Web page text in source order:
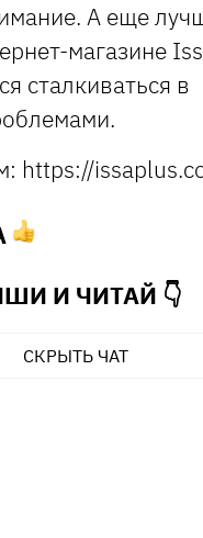
А еще
магазине
сталкиваться в
https://
И ЧИТАЙ 👇
СКРЫТЬ ЧАТ